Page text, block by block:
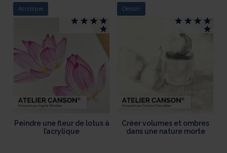
Acrylique
Peindre une fleur de lotus à
l’acrylique
Dessin
Créer volumes et ombres
dans une nature morte